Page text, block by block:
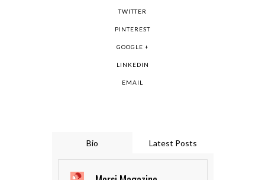
TWITTER
PINTEREST
GOOGLE +
LINKEDIN
EMAIL
Bio Latest Posts